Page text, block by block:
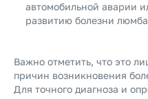
автомобильной аварии
развитию болезни
Важно отметить, что это
причин возникновения
Для точного диагноза и